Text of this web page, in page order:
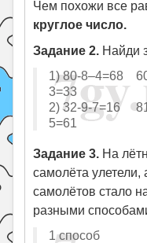
Чем похожи все
круглое число.
Задание 2. Найди
1) 80-8–4=68
3=33
2) 32-9-7=16
5=61
Задание 3. На
самолёта улетели,
самолётов стало
разными
1 способ